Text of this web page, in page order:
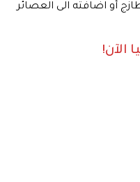
أو اضافته الى العصائر
الآن!